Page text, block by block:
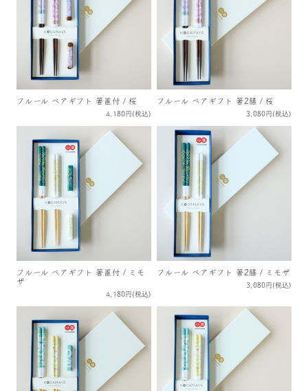
フルール ペアギフト 箸置付 / 桜
4,180円(税込)
フルール ペアギフト 箸2膳 / 桜
3,080円(税込)
フルール ペアギフト 箸置付 / ミモ
ザ
4,180円(税込)
フルール ペアギフト 箸2膳 / ミモザ
3,080円(税込)